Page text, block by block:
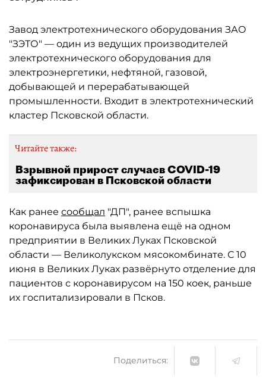
Завод электротехнического оборудования ЗАО
"ЗЭТО" — один из ведущих производителей
электротехнического оборудования для
электроэнергетики, нефтяной, газовой,
добывающей и перерабатывающей
промышленности. Входит в электротехнический
кластер Псковской области.
Читайте также:
Взрывной прирост случаев COVID-19
зафиксирован в Псковской области
Как ранее сообщал "ДП", ранее вспышка
коронавируса была выявлена ещё на одном
предприятии в Великих Луках Псковской
области — Великолукском мясокомбинате. С 10
июня в Великих Луках развёрнуто отделение для
пациентов с коронавирусом на 150 коек, раньше
их госпитализировали в Псков.
Поделиться: